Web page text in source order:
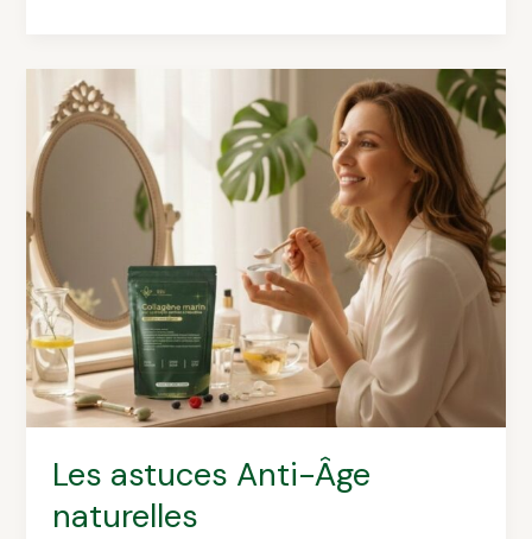
Les astuces Anti-Âge
naturelles
Les
astuces
Anti-